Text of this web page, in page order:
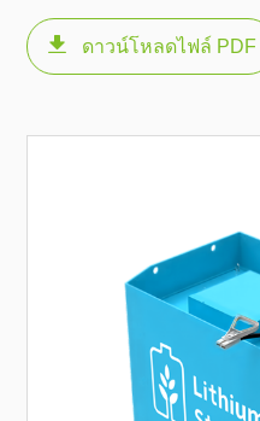
 ดาวน์โหลดไฟล์ PDF